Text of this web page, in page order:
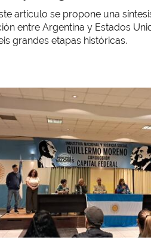
artículo se propone una
entre Argentina y Estados
grandes etapas históricas.